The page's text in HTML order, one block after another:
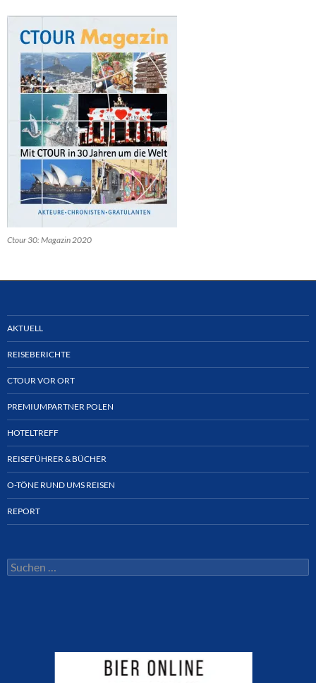
Ctour 30: Magazin 2020
AKTUELL
REISEBERICHTE
CTOUR VOR ORT
PREMIUMPARTNER POLEN
HOTELTREFF
REISEFÜHRER & BÜCHER
O-TÖNE RUND UMS REISEN
REPORT
Suchen
nach: